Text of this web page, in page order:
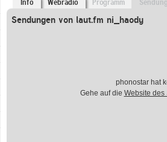
Info Webradio Programm
Sendungen von laut.fm ni_haody
phonostar hat
Gehe auf die Website des